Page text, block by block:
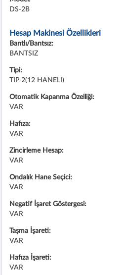
DS-2B
Hesap Makinesi Özellikleri
Bantlı/Bantsız:
BANTSIZ
Tipi:
TIP 2(12 HANELI)
Otomatik Kapanma Özelliği:
VAR
Hafıza:
VAR
Zincirleme Hesap:
VAR
Ondalık Hane Seçici:
VAR
Negatif İşaret Göstergesi:
VAR
Taşma İşareti:
VAR
Hafıza İşareti:
VAR